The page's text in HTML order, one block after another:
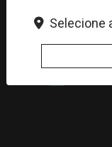
Selecione